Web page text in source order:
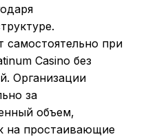
самостоятельно при
Casino без
Организации
за
объем,
на простаивающие